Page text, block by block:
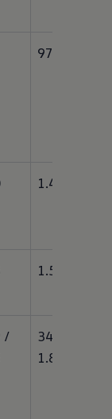
979 (952)
1.490
1.518
/
344 /
1.892